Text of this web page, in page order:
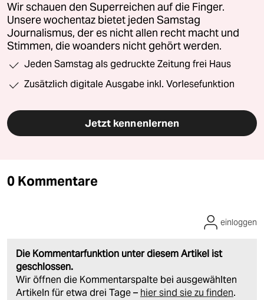
Wir schauen den Superreichen auf die Finger.
Unsere wochentaz bietet jeden Samstag
Journalismus, der es nicht allen recht macht und
Stimmen, die woanders nicht gehört werden.
Jeden Samstag als gedruckte Zeitung frei Haus
Zusätzlich digitale Ausgabe inkl. Vorlesefunktion
Jetzt kennenlernen
0 Kommentare
Die Kommentarfunktion unter diesem Artikel ist
geschlossen.
Wir öffnen die Kommentarspalte bei ausgewählten
Artikeln für etwa drei Tage – hier sind sie zu finden.
einloggen